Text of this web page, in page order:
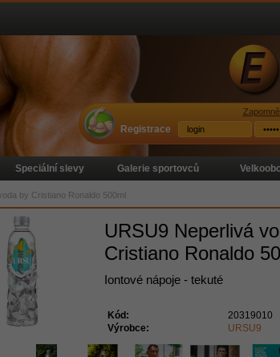
URSU9 Neperlivá
Cristiano Ronaldo
Iontové nápoje - tekuté
Kód:
20319010
Výrobce:
URSU9
Speciální slevy Galerie sportovců
by Cristiano Ronaldo 500ml
Registrace